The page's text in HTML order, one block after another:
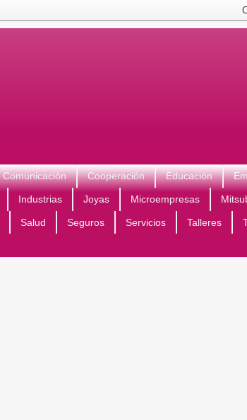
Comunicación Cooperación Educación
Industrias Joyas Microempresas
Salud Seguros Servicios Talleres